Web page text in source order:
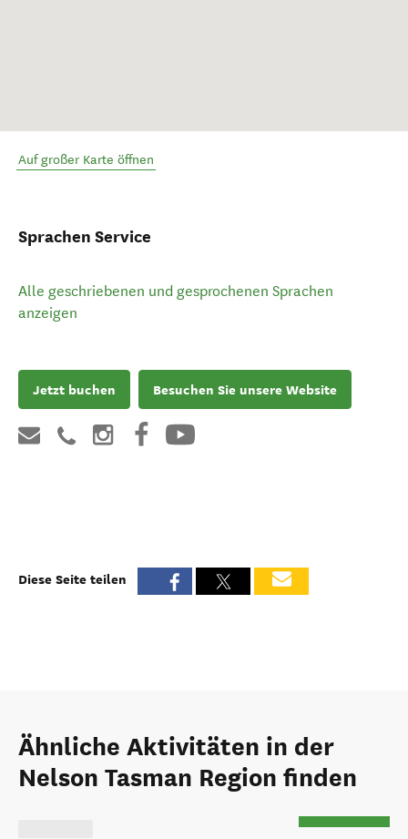
Auf großer Karte öffnen
Sprachen Service
Alle geschriebenen und gesprochenen Sprachen
anzeigen
Jetzt buchen Besuchen Sie unsere Website
Diese Seite teilen
Ähnliche Aktivitäten in der
Nelson Tasman Region finden